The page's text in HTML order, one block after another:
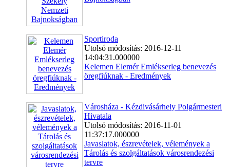
Sportiroda
Utolsó módosítás: 2016-12-11
14:04:31.000000
Kelemen Elemér Emlékserleg benevezés
öregfiúknak - Eredmények
Városháza - Kézdivásárhely Polgármesteri
Hivatala
Utolsó módosítás: 2016-11-01
11:37:17.000000
Javaslatok, észrevételek, vélemények a
Tárolás és szolgáltatások városrendezési
tervre